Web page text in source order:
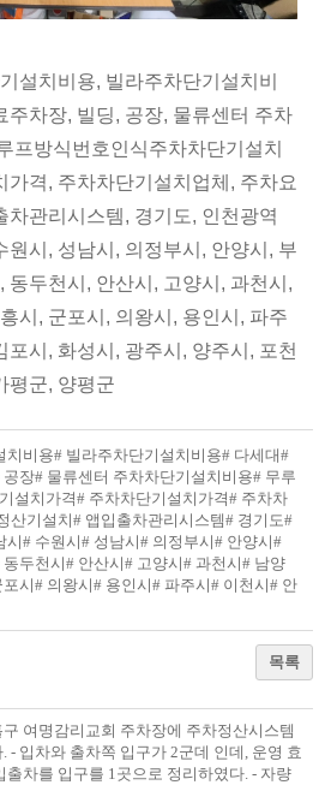
설치비용, 빌라주차단기설치비
주차장, 빌딩, 공장, 물류센터 주차
프방식번호인식주차차단기설치
가격, 주차차단기설치업체, 주차요
차관리시스템, 경기도, 인천광역
원시, 성남시, 의정부시, 안양시, 부
동두천시, 안산시, 고양시, 과천시,
시, 군포시, 의왕시, 용인시, 파주
포시, 화성시, 광주시, 양주시, 포천
평군, 양평군
치비용# 빌라주차단기설치비용# 다세대#
공장# 물류센터 주차차단기설치비용# 무루
설치가격# 주차차단기설치가격# 주차차
산기설치# 앱입출차관리시스템# 경기도#
시# 수원시# 성남시# 의정부시# 안양시#
동두천시# 안산시# 고양시# 과천시# 남양
시# 의왕시# 용인시# 파주시# 이천시# 안
목록
여명감리교회 주차장에 주차정산시스템
- 입차와 출차쪽 입구가 2군데 인데, 운영 효
출차를 입구를 1곳으로 정리하였다. - 자량